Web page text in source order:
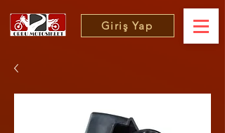
Giriş Yap